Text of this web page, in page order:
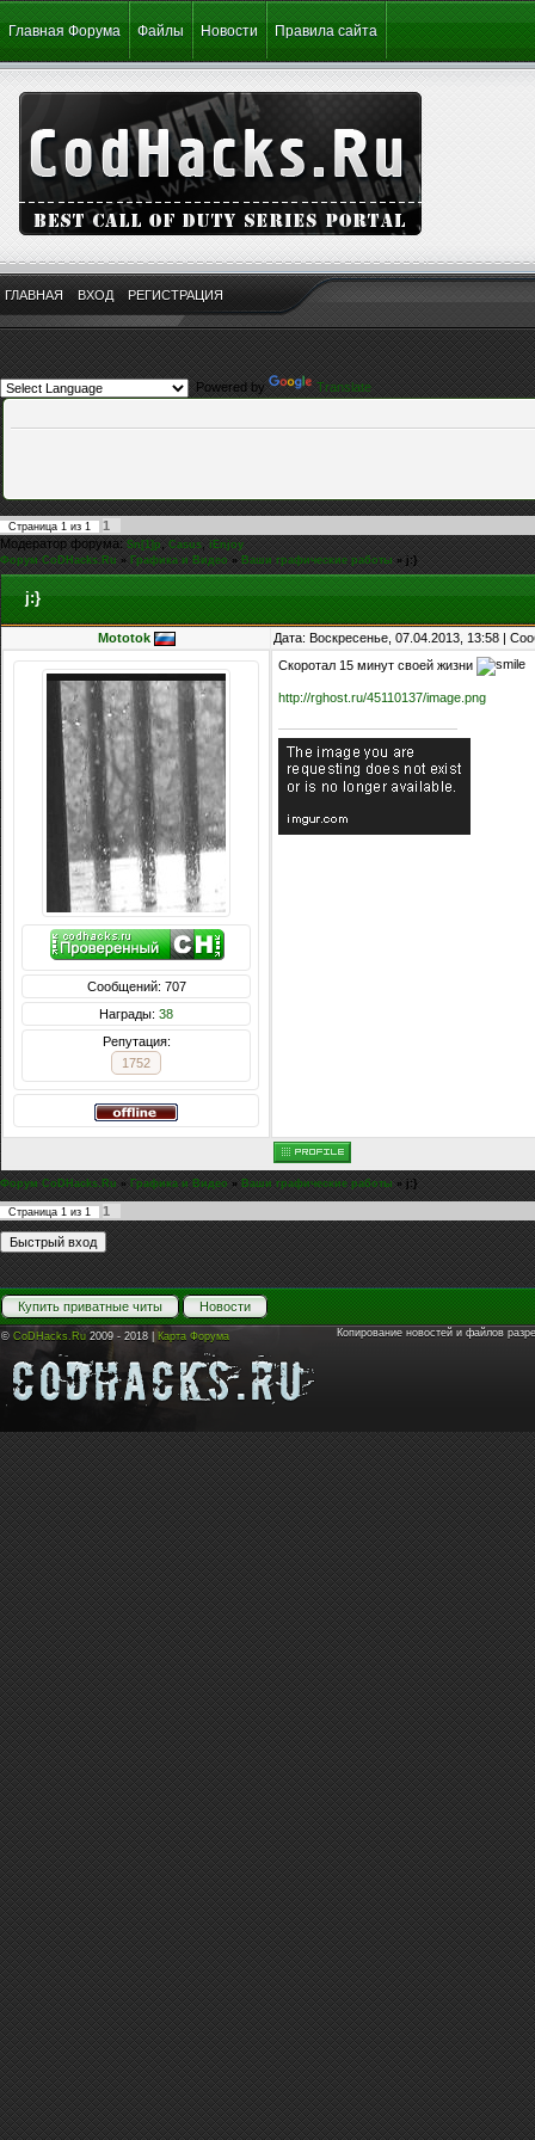
Главная Форума Файлы Новости Правила сайта
ГЛАВНАЯ ВХОД РЕГИСТРАЦИЯ
Powered by Translate
Страница 1 из 1
1
Модератор форума:Sn[1]p,Casus,iEnjoy
Форум CoDHacks.Ru » Графика и Видео » Ваши графические работы » j:}
j:}
Mototok Дата: Воскресенье, 07.04.2013, 13:58 |
Сообщений: 707
Награды: 38
Репутация:
1752
Скоротал 15 минут своей жизни
http://rghost.ru/45110137/image.png
Форум CoDHacks.Ru » Графика и Видео » Ваши графические работы » j:}
Страница 1 из 1 1
Купить приватные читы Новости
© CoDHacks.Ru 2009 - 2018 | Карта Форума Копирование новостей и файлов